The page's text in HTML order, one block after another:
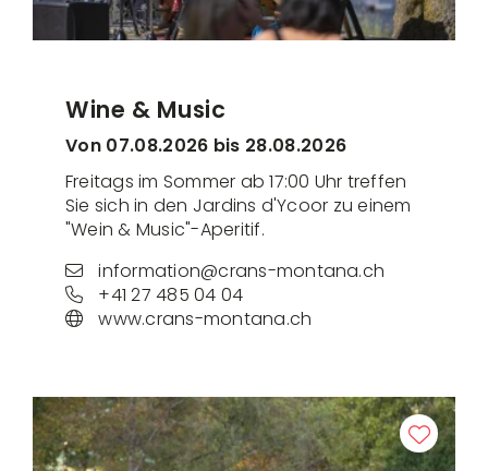
Wine & Music
Von 07.08.2026 bis 28.08.2026
Freitags im Sommer ab 17:00 Uhr treffen
Sie sich in den Jardins d'Ycoor zu einem
"Wein & Music"-Aperitif.
information@crans-montana.ch
+41 27 485 04 04
www.crans-montana.ch